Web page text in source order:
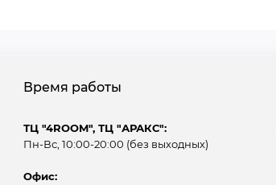
Время работы
ТЦ "4ROOM", ТЦ "АРАКС":
Пн-Вс, 10:00-20:00 (без выходных)
Офис: